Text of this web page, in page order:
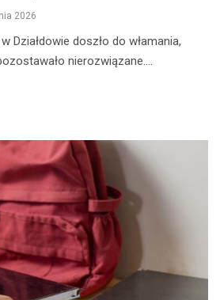
2026
Działdowie doszło do włamania,
nierozwiązane.…